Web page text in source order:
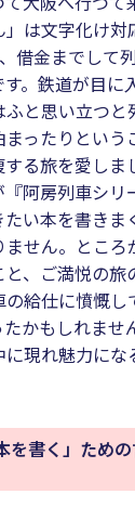
は文字化け
借金までして
。鉄道が目に
と思い立つと
ったりという
る旅を愛しま
阿房列車シリ
い本を書きま
せん。ところ
、ご満悦の旅
給仕に憤慨し
かもしれませ
現れ魅力に
を書く」ため